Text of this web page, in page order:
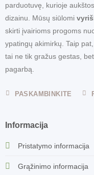
parduotuvę, kurioje
dizainu. Mūsų siūlomi
skirti įvairioms progoms
ypatingų akimirkų. Taip
tai ne tik gražus gestas,
pagarbą.
PASKAMBINKITE
Informacija
Pristatymo informacija
Grąžinimo informacija